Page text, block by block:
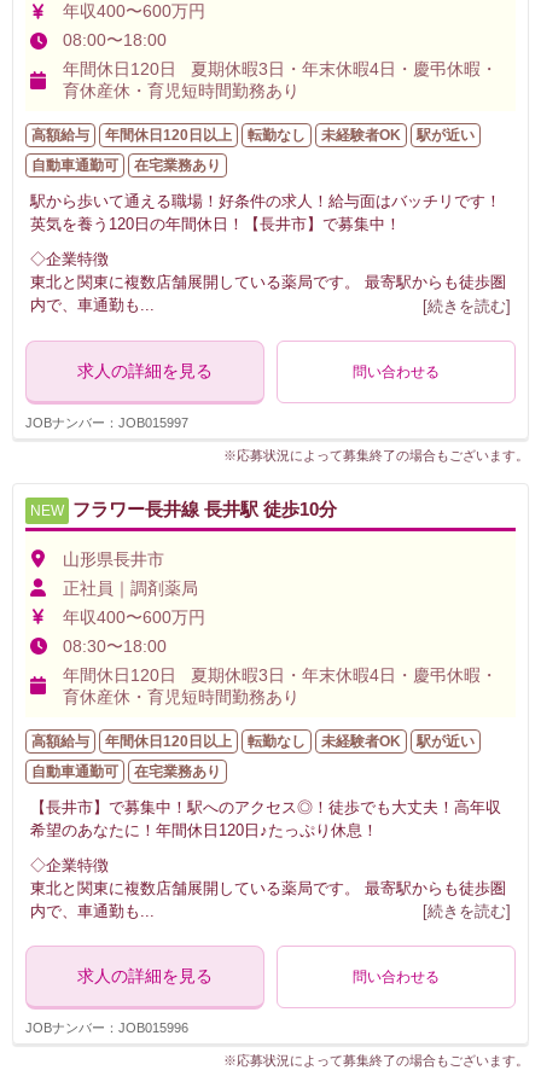
年収400〜600万円
08:00〜18:00
年間休日120日 夏期休暇3日・年末休暇4日・慶弔休暇・
育休産休・育児短時間勤務あり
高額給与 年間休日120日以上 転勤なし 未経験者OK
駅が近い
自動車通勤可
在宅業務あり
駅から歩いて通える職場！好条件の求人！給与面はバッチリです！
英気を養う120日の年間休日！【長井市】で募集中！
◇企業特徴
東北と関東に複数店舗展開している薬局です。 最寄駅からも徒歩圏
内で、車通勤も ... [続きを読む]
求人の詳細を見る 問い合わせる
JOBナンバー：JOB015997
※応募状況によって募集終了の場合もございます。
NEW フラワー長井線 長井駅 徒歩10分
山形県長井市
正社員｜調剤薬局
年収400〜600万円
08:30〜18:00
年間休日120日 夏期休暇3日・年末休暇4日・慶弔休暇・
育休産休・育児短時間勤務あり
高額給与 年間休日120日以上 転勤なし 未経験者OK
駅が近い
自動車通勤可
在宅業務あり
【長井市】で募集中！駅へのアクセス◎！徒歩でも大丈夫！高年収
希望のあなたに！年間休日120日♪たっぷり休息！
◇企業特徴
東北と関東に複数店舗展開している薬局です。 最寄駅からも徒歩圏
内で、車通勤も
[続きを読む]
求人の詳細を見る 問い合わせる
JOBナンバー：JOB015996
※応募状況によって募集終了の場合もございます。